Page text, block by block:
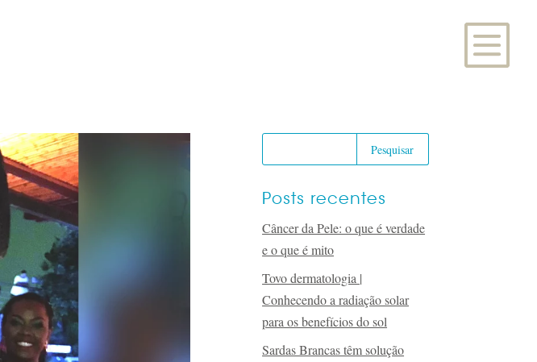
Posts recentes
Câncer da Pele: o que é verdade
e o que é mito
Tovo dermatologia |
Conhecendo a radiação solar
para os benefícios do sol
Sardas Brancas têm solução